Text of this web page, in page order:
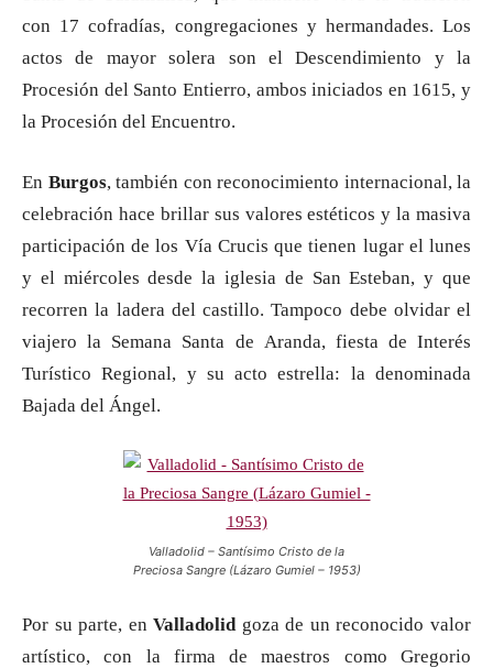
con 17 cofradías, congregaciones y hermandades. Los
actos de mayor solera son el Descendimiento y la
Procesión del Santo Entierro, ambos iniciados en 1615, y
la Procesión del Encuentro.
En Burgos, también con reconocimiento internacional, la
celebración hace brillar sus valores estéticos y la masiva
participación de los Vía Crucis que tienen lugar el lunes
y el miércoles desde la iglesia de San Esteban, y que
recorren la ladera del castillo. Tampoco debe olvidar el
viajero la Semana Santa de Aranda, fiesta de Interés
Turístico Regional, y su acto estrella: la denominada
Bajada del Ángel.
Valladolid – Santísimo Cristo de la
Preciosa Sangre (Lázaro Gumiel – 1953)
Por su parte, enValladolidgoza de un reconocido valor
artístico, con la firma de maestros como Gregorio